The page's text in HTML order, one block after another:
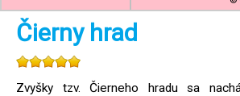
Čierny hrad
Zvyšky tzv. Čierneho hradu sa